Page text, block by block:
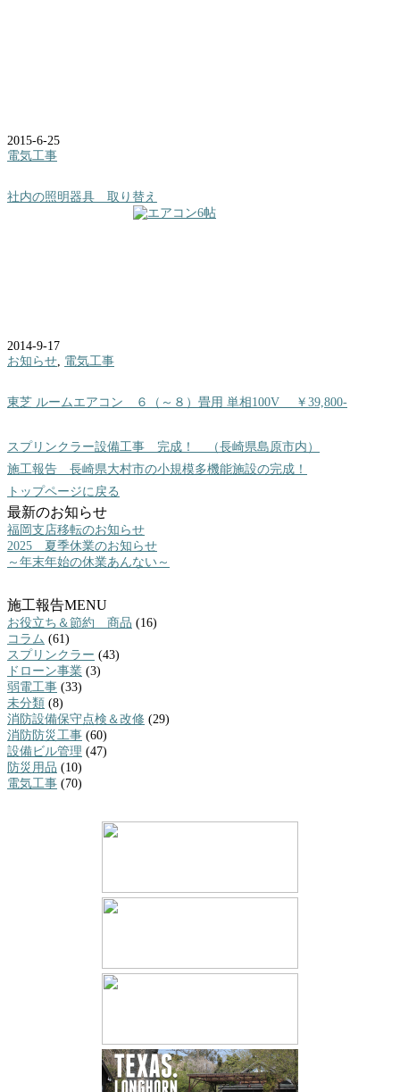
2015-6-25
電気工事
社内の照明器具 取り替え
2014-9-17
お知らせ, 電気工事
東芝 ルームエアコン ６（～８）畳用 単相100V ￥39,800-
スプリンクラー設備工事 完成！ （長崎県島原市内）
施工報告 長崎県大村市の小規模多機能施設の完成！
トップページに戻る
最新のお知らせ
福岡支店移転のお知らせ
2025 夏季休業のお知らせ
～年末年始の休業あんない～
施工報告MENU
お役立ち＆節約 商品 (16)
コラム (61)
スプリンクラー (43)
ドローン事業 (3)
弱電工事 (33)
未分類 (8)
消防設備保守点検＆改修 (29)
消防防災工事 (60)
設備ビル管理 (47)
防災用品 (10)
電気工事 (70)